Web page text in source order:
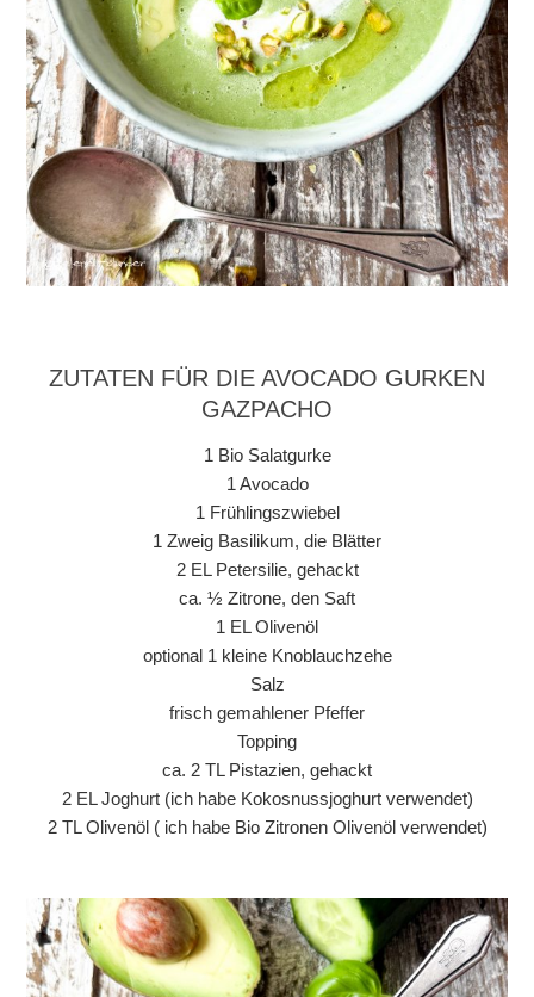
ZUTATEN FÜR DIE AVOCADO GURKEN
GAZPACHO
1 Bio Salatgurke
1 Avocado
1 Frühlingszwiebel
1 Zweig Basilikum, die Blätter
2 EL Petersilie, gehackt
ca. ½ Zitrone, den Saft
1 EL Olivenöl
optional 1 kleine Knoblauchzehe
Salz
frisch gemahlener Pfeffer
Topping
ca. 2 TL Pistazien, gehackt
2 EL Joghurt (ich habe Kokosnussjoghurt verwendet)
2 TL Olivenöl ( ich habe Bio Zitronen Olivenöl verwendet)